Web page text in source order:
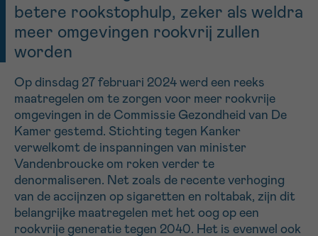
betere rookstophulp, zeker als weldra
meer omgevingen rookvrij zullen
worden
Op dinsdag 27 februari 2024 werd een reeks
maatregelen om te zorgen voor meer rookvrije
omgevingen in de Commissie Gezondheid van De
Kamer gestemd. Stichting tegen Kanker
verwelkomt de inspanningen van minister
Vandenbroucke om roken verder te
denormaliseren. Net zoals de recente verhoging
van de accijnzen op sigaretten en roltabak, zijn dit
belangrijke maatregelen met het oog op een
rookvrije generatie tegen 2040. Het is evenwel ook
VOORNAAM
EMAIL
16h-18h
Verder